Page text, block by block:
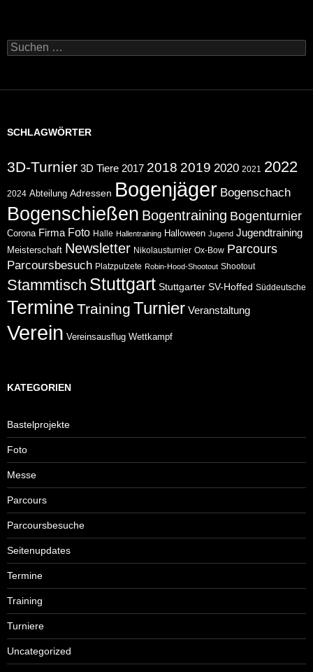
Suchen
nach:
SCHLAGWÖRTER
3D-Turnier 3D Tiere 2017 2018 2019 2020 2021 2022
2024 Abteilung Adressen Bogenjäger Bogenschach
Bogenschießen Bogentraining Bogenturnier
Corona Firma Foto Halle Hallentraining Halloween Jugend Jugendtraining
Meisterschaft Newsletter Nikolausturnier Ox-Bow Parcours
Parcoursbesuch Platzputzete Robin-Hood-Shootout Shootout
Stammtisch Stuttgart Stuttgarter SV-Hoffed Süddeutsche
Termine Training Turnier Veranstaltung
Verein Vereinsausflug Wettkampf
KATEGORIEN
Bastelprojekte
Foto
Messe
Parcours
Parcoursbesuche
Seitenupdates
Termine
Training
Turniere
Uncategorized